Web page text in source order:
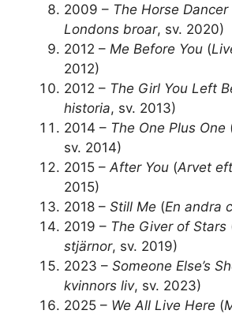
2009 – The Horse Dancer
Londons broar, sv. 2020)
2012 – Me Before You (
2012)
2012 – The Girl You Left
historia, sv. 2013)
2014 – The One Plus One
sv. 2014)
2015 – After You (Arvet
2015)
2018 – Still Me (En andra
2019 – The Giver of Stars
stjärnor, sv. 2019)
2023 – Someone Else’s
kvinnors liv, sv. 2023)
2025 – We All Live Here (